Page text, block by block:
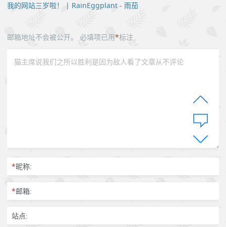
我的网站三岁啦！ | RainEggplant - 雨茄
邮箱地址不会被公开。 必填项已用*标注
*昵称:
*邮箱:
站点: